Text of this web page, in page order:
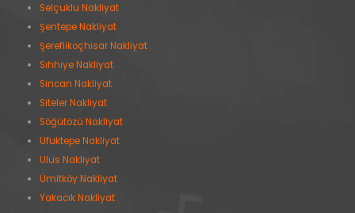
Selçuklu Nakliyat
Şentepe Nakliyat
Şereflikoçhisar Nakliyat
Sıhhıye Nakliyat
Sincan Nakliyat
Siteler Nakliyat
Söğütözü Nakliyat
Ufuktepe Nakliyat
Ulus Nakliyat
Ümitköy Nakliyat
Yakacık Nakliyat